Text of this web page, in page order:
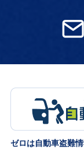
ゼロは自動車盗難